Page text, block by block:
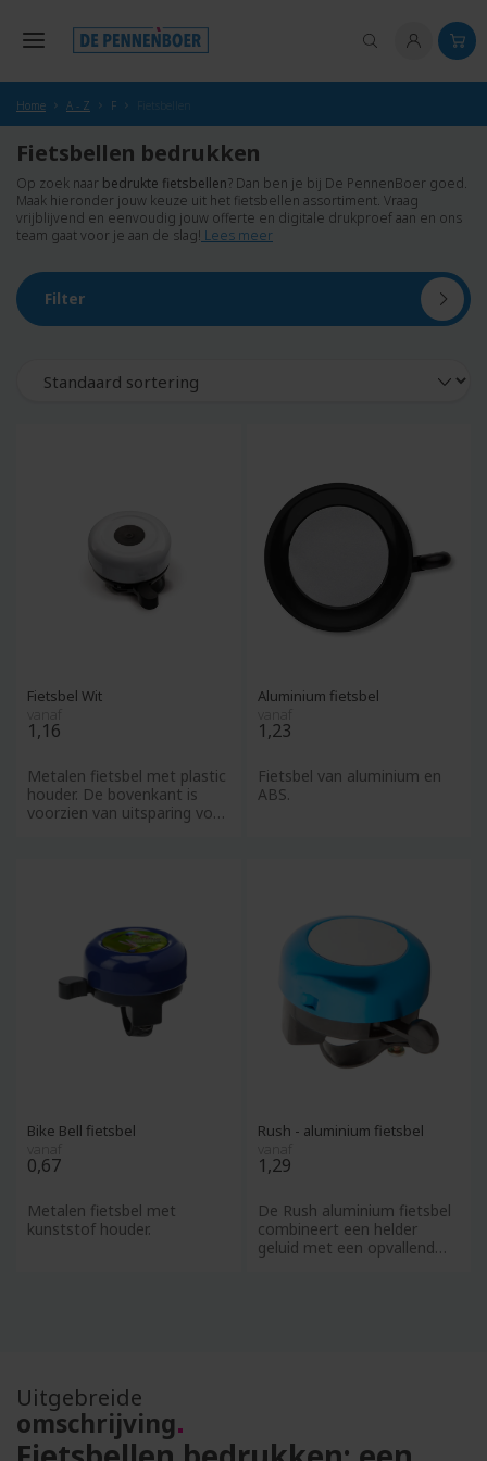
Home A - Z F
Fietsbellen bedrukken
Op zoek naar bedrukte fietsbellen? Dan ben je bij De PennenBoer goed.
Maak hieronder jouw keuze uit het fietsbellen assortiment. Vraag
vrijblijvend en eenvoudig jouw offerte en digitale drukproef aan en ons
team gaat voor je aan de slag! Lees meer
Filter
Fietsbel Wit
1,16
Metalen fietsbel met plastic
houder. De bovenkant is
voorzien van uitsparing voor
Aluminium fietsbel
1,23
Fietsbel van aluminium en
ABS.
Bike Bell fietsbel
0,67
Metalen fietsbel met
kunststof houder.
Rush - aluminium fietsbel
1,29
De Rush aluminium fietsbel
combineert een helder
geluid met een opvallend
Uitgebreide
omschrijving